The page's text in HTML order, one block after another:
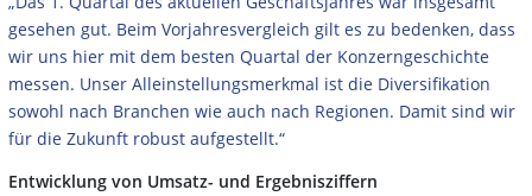
gesehen gut. Beim Vorjahresvergleich gilt es zu bedenken, dass
wir uns hier mit dem besten Quartal der Konzerngeschichte
messen. Unser Alleinstellungsmerkmal ist die Diversifikation
sowohl nach Branchen wie auch nach Regionen. Damit sind wir
für die Zukunft robust aufgestellt.“
Entwicklung von Umsatz- und Ergebnisziffern